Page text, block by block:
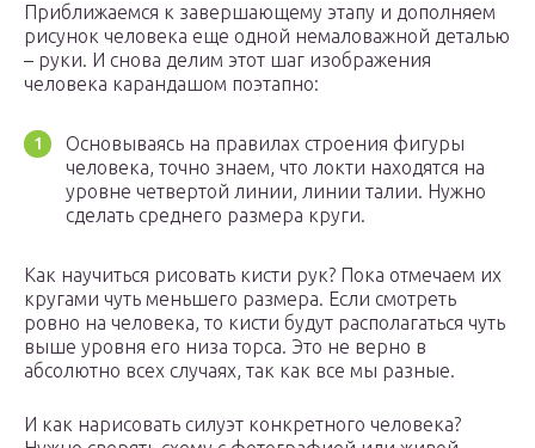
Приближаемся к завершающему этапу и дополняем
рисунок человека еще одной немаловажной деталью
– руки. И снова делим этот шаг изображения
человека карандашом поэтапно:
Основываясь на правилах строения фигуры
человека, точно знаем, что локти находятся на
уровне четвертой линии, линии талии. Нужно
сделать среднего размера круги.
Как научиться рисовать кисти рук? Пока отмечаем их
кругами чуть меньшего размера. Если смотреть
ровно на человека, то кисти будут располагаться чуть
выше уровня его низа торса. Это не верно в
абсолютно всех случаях, так как все мы разные.
И как нарисовать силуэт конкретного человека?